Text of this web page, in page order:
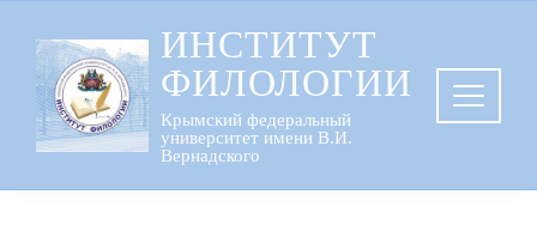
содержанию
ИНСТИТУТ
ФИЛОЛОГИИ
Крымский федеральный
университет имени В.И.
Вернадского